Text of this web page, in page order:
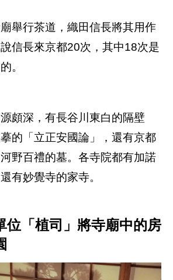
舉行茶道，織田信長將其用作
信長來京都20次，其中18次是
。
頗深，有長谷川東白的隔壁
的「立正安國論」，還有京都
野百禮的墓。各寺院都有加諾
有妙覺寺的家寺。
位「植司」將寺廟中的房